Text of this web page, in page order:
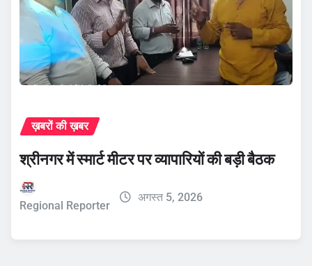
ख़बरों की ख़बर
श्रीनगर में स्मार्ट मीटर पर व्यापारियों की बड़ी बैठक
Regional Reporter
अगस्त 5, 2026